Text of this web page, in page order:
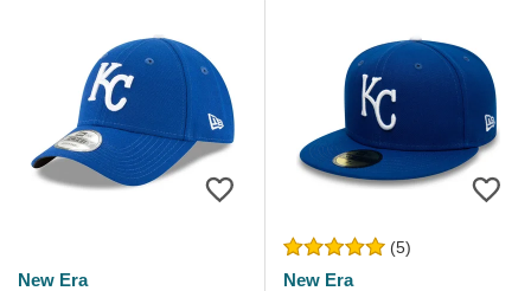
New Era
(5)
New Era